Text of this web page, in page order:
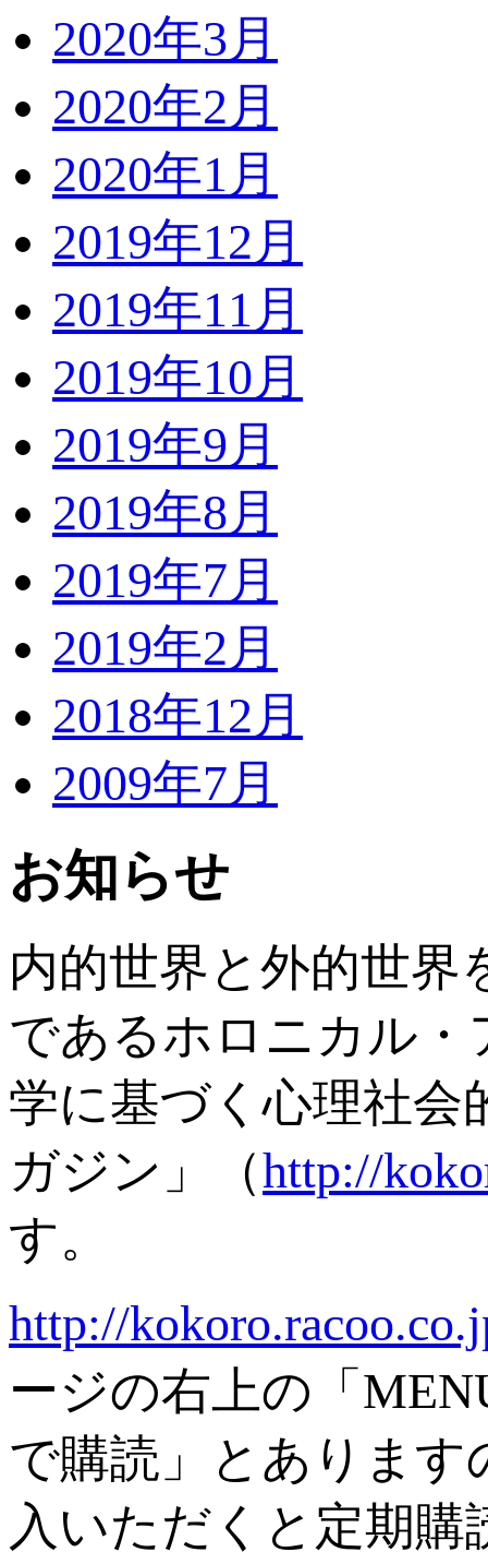
2020年3月
2020年2月
2020年1月
2019年12月
2019年11月
2019年10月
2019年9月
2019年8月
2019年7月
2019年2月
2018年12月
2009年7月
お知らせ
内的世界と外的世界
であるホロニカル
学に基づく心理社会
ガジン」（http://
す。
http://
ージの右上の「
で購読」とありま
入いただくと定期